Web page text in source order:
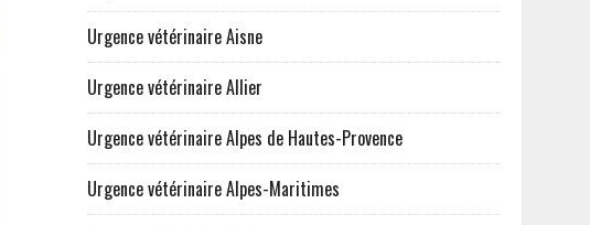
Urgence vétérinaire Aisne
Urgence vétérinaire Allier
Urgence vétérinaire Alpes de Hautes-Provence
Urgence vétérinaire Alpes-Maritimes